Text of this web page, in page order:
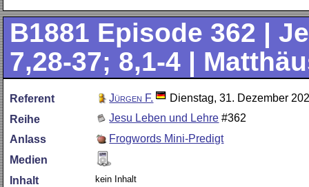
B1881 Episode 362 |
7,28-37; 8,1-4 |
Referent Jürgen F.
Dienstag, 31. Dezember
Reihe
Jesu Leben und Lehre #362
Anlass
Frogwords Mini-Predigt
Medien
Inhalt
kein Inhalt